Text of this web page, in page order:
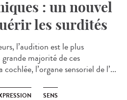
: un nouvel
les surdités
l’audition est le plus
majorité de ces
l’organe sensoriel de l’...
SENS